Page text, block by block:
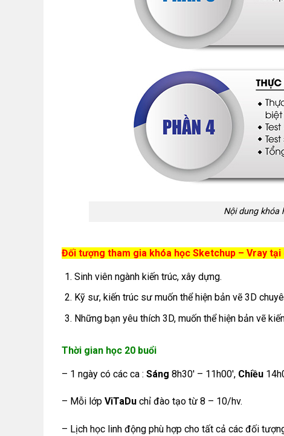
Nội dung khóa
Đối tượng tham gia khóa học Sketchup – Vray tại
Sinh viên ngành kiến trúc, xây dựng.
Kỹ sư, kiến trúc sư muốn thể hiện bản vẽ 3D
Những bạn yêu thích 3D, muốn thể hiện bản vẽ
Thời gian học 20 buổi
– 1 ngày có các ca : Sáng 8h30′ – 11h00′, Chiều
– Mỗi lớp ViTaDu chỉ đào tạo từ 8 – 10/hv.
– Lịch học linh động phù hợp cho tất cả các đối